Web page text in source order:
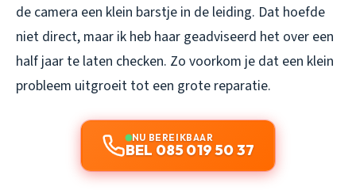
de camera een klein barstje in de leiding. Dat hoefde
niet direct, maar ik heb haar geadviseerd het over een
half jaar te laten checken. Zo voorkom je dat een klein
probleem uitgroeit tot een grote reparatie.
NU BEREIKBAAR
BEL 085 019 50 37